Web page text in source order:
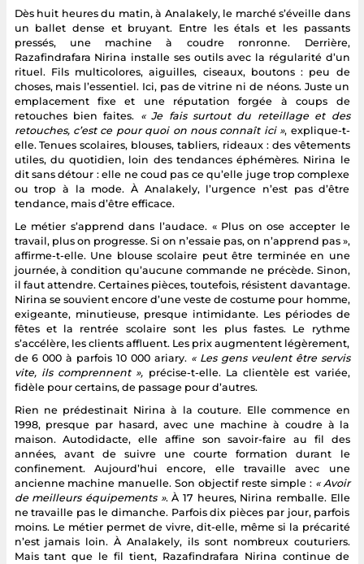
Dès huit heures du matin, à Analakely, le marché s’éveille dans
un ballet dense et bruyant. Entre les étals et les passants
pressés, une machine à coudre ronronne. Derrière,
Razafindrafara Nirina installe ses outils avec la régularité d’un
rituel. Fils multicolores, aiguilles, ciseaux, boutons : peu de
choses, mais l’essentiel. Ici, pas de vitrine ni de néons. Juste un
emplacement fixe et une réputation forgée à coups de
retouches bien faites. « Je fais surtout du reteillage et des
retouches, c’est ce pour quoi on nous connaît ici », explique-t-
elle. Tenues scolaires, blouses, tabliers, rideaux : des vêtements
utiles, du quotidien, loin des tendances éphémères. Nirina le
dit sans détour : elle ne coud pas ce qu’elle juge trop complexe
ou trop à la mode. À Analakely, l’urgence n’est pas d’être
tendance, mais d’être efficace.
Le métier s’apprend dans l’audace. « Plus on ose accepter le
travail, plus on progresse. Si on n’essaie pas, on n’apprend pas »,
affirme-t-elle. Une blouse scolaire peut être terminée en une
journée, à condition qu’aucune commande ne précède. Sinon,
il faut attendre. Certaines pièces, toutefois, résistent davantage.
Nirina se souvient encore d’une veste de costume pour homme,
exigeante, minutieuse, presque intimidante. Les périodes de
fêtes et la rentrée scolaire sont les plus fastes. Le rythme
s’accélère, les clients affluent. Les prix augmentent légèrement,
de 6 000 à parfois 10 000 ariary. « Les gens veulent être servis
vite, ils comprennent », précise-t-elle. La clientèle est variée,
fidèle pour certains, de passage pour d’autres.
Rien ne prédestinait Nirina à la couture. Elle commence en
1998, presque par hasard, avec une machine à coudre à la
maison. Autodidacte, elle affine son savoir-faire au fil des
années, avant de suivre une courte formation durant le
confinement. Aujourd’hui encore, elle travaille avec une
ancienne machine manuelle. Son objectif reste simple : « Avoir
de meilleurs équipements ». À 17 heures, Nirina remballe. Elle
ne travaille pas le dimanche. Parfois dix pièces par jour, parfois
moins. Le métier permet de vivre, dit-elle, même si la précarité
n’est jamais loin. À Analakely, ils sont nombreux couturiers.
Mais tant que le fil tient, Razafindrafara Nirina continue de